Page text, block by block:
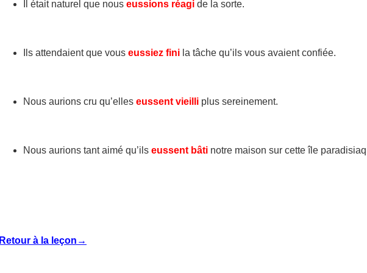
Il était naturel que nous eussions réagi de la sorte.
Ils attendaient que vous eussiez fini la tâche qu’ils vous avaient confiée.
Nous aurions cru qu’elles eussent vieilli plus sereinement.
Nous aurions tant aimé qu’ils eussent bâti notre maison sur cette île
Retour à la leçon→